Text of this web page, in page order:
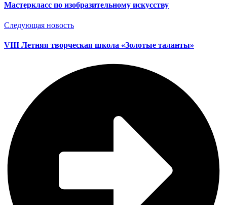
Мастеркласс по изобразительному искусству
Следующая новость
VIII Летняя творческая школа «Золотые таланты»